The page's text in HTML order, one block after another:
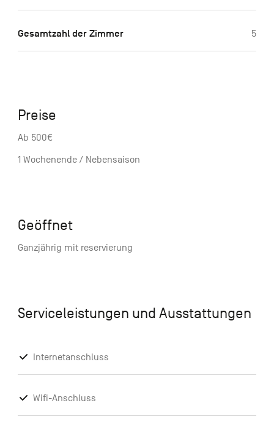
Gesamtzahl der Zimmer 5
Preise
Ab 500€
1 Wochenende / Nebensaison
Geöffnet
Ganzjährig mit reservierung
Serviceleistungen und Ausstattungen
Internetanschluss
Wifi-Anschluss